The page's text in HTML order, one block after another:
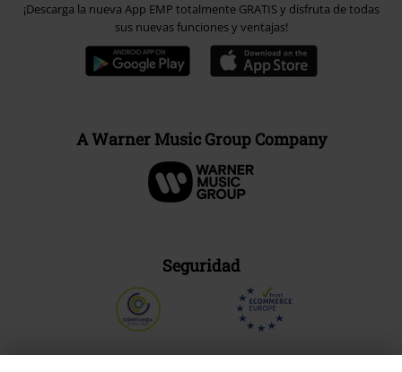
¡Descarga la nueva App EMP totalmente GRATIS y disfruta de todas
sus nuevas funciones y ventajas!
A Warner Music Group Company
Seguridad